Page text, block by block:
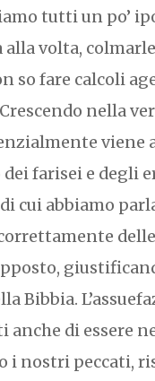
tutti un po’
alla volta,
so fare calcoli
nella
viene
farisei e degli
cui abbiamo
Bibbia.
anche di essere
i nostri peccati,